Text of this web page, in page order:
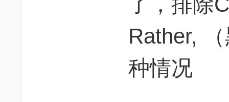
Rather,
种情况